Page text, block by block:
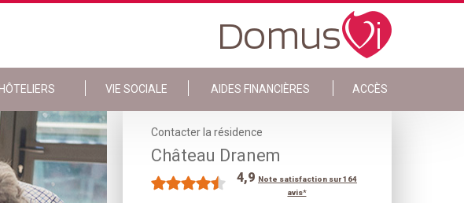
VIE SOCIALE AIDES FINANCIÈRES ACCÈS
Contacter la résidence
Château Dranem
4,9 Note satisfaction sur 164
avis*